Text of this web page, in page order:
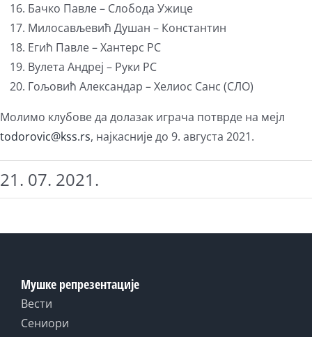
Бачко Павле – Слобода Ужице
Милосављевић Душан – Константин
Егић Павле – Хантерс РС
Вулета Андреј – Руки РС
Гољoвић Александар – Хелиос Санс (СЛО)
Молимо клубове да долазак играча потврде на мејл
todorovic@kss.rs, најкасније до 9. августа 2021.
21. 07. 2021.
Мушке репрезентације
Вести
Сениори